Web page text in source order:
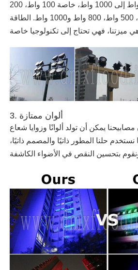
الخاصة بنا من 10 واط إلى 1000 واط، خاصة 100 واط، 200
واط، 300 واط، 500 واط، 800 واط و1000 واط. الطاقة
3. ألوان ممتازة
يمكن أن تولد ألوانًا وزوايا شعاع
نستخدم حلنا المطور ذاتيًا والمصمم ذاتيًا،